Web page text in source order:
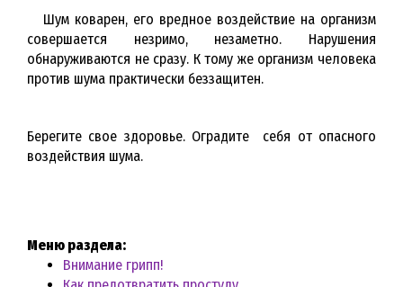
Шум коварен, его вредное воздействие на организм
совершается незримо, незаметно. Нарушения
обнаруживаются не сразу. К тому же организм человека
против шума практически беззащитен.
Берегите свое здоровье. Оградите себя от опасного
воздействия шума.
Меню раздела:
Внимание грипп!